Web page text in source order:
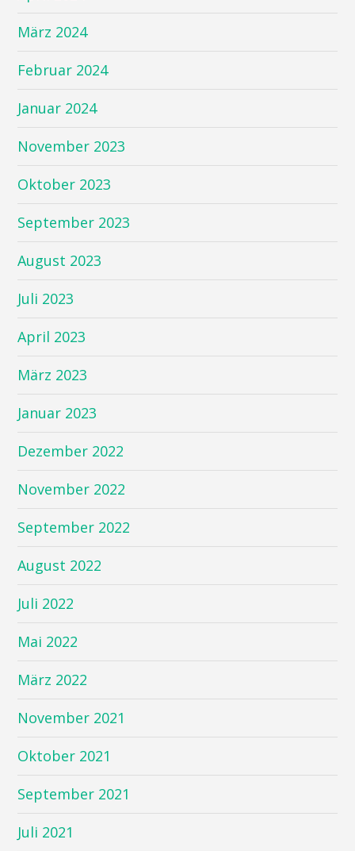
März 2024
Februar 2024
Januar 2024
November 2023
Oktober 2023
September 2023
August 2023
Juli 2023
April 2023
März 2023
Januar 2023
Dezember 2022
November 2022
September 2022
August 2022
Juli 2022
Mai 2022
März 2022
November 2021
Oktober 2021
September 2021
Juli 2021